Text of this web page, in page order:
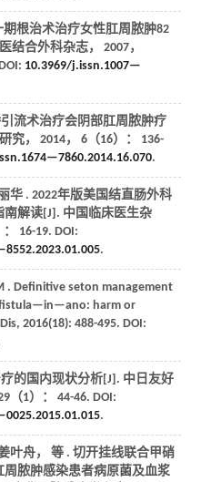
根治术治疗女性肛周脓肿82
结合外科杂志， 2007，
10.3969/j.issn.1007—
流术治疗会阴部肛周脓肿疗
究， 2014， 6（16）： 136-
.
华 . 2022年版美国结直肠外科
南解读[J]. 中国临床医生杂
16-19. DOI:
.
. Definitive seton management
harm or
, 2016(18): 488-495. DOI:
的国内现状分析[J]. 中日友好
（1）： 44-46. DOI:
.
叶舟， 等. 切开挂线联合甲硝
周脓肿感染患者病原菌及血浆